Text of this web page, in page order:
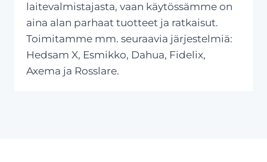
laitevalmistajasta, vaan käytössämme on
aina alan parhaat tuotteet ja ratkaisut.
Toimitamme mm. seuraavia järjestelmiä:
Hedsam X, Esmikko, Dahua, Fidelix,
Axema ja Rosslare.